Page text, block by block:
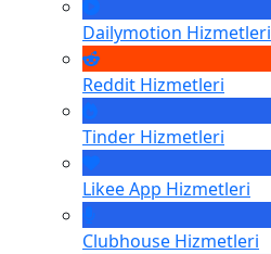
Dailymotion Hizmetleri
Reddit Hizmetleri
Tinder Hizmetleri
Likee App Hizmetleri
Clubhouse Hizmetleri